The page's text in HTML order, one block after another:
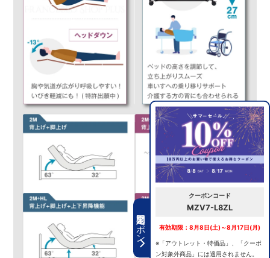
期間限定クーポン
クーポンコード
MZV7-L8ZL
有効期限：8月8日(土)～8月17日(月)
※「アウトレット・特価品」、「クーポ
ン対象外商品」には適用されません。